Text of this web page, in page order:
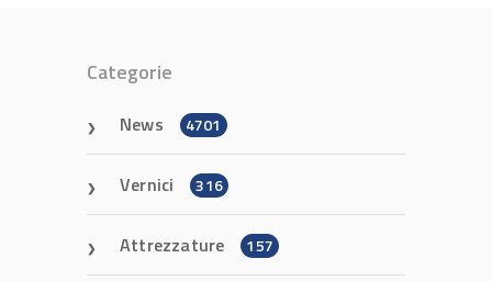
Categorie
News 4701
Vernici 316
Attrezzature 157